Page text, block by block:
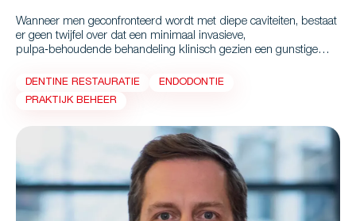
Wanneer men geconfronteerd wordt met diepe caviteiten, bestaat
er geen twijfel over dat een minimaal invasieve,
pulpa‑behoudende behandeling klinisch gezien een gunstige
DENTINE RESTAURATIE
ENDODONTIE
PRAKTIJK BEHEER